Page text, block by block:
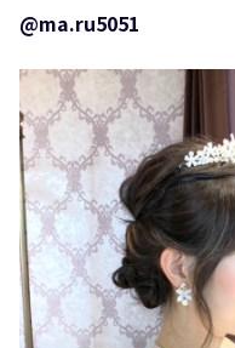
@ma.ru5051